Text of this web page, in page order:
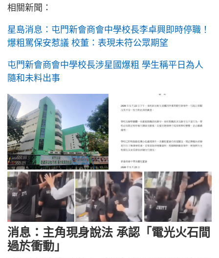
相關新聞：
星島消息：屯門新會商會中學校長李卓興即時停職！
爆粗罵保安惹議 校董：表現未符公眾期望
屯門新會商會中學校長涉星國爆粗 學生稱平日為人
隨和未料出事
消息：主角現身說法 承認「電光火石間
過於衝動」